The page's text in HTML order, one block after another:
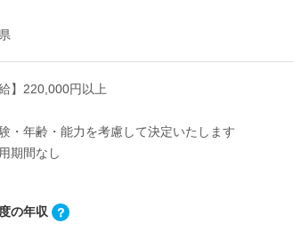
】220,000円以上
・年齢・能力を考慮して決定いたします
期間なし
の年収